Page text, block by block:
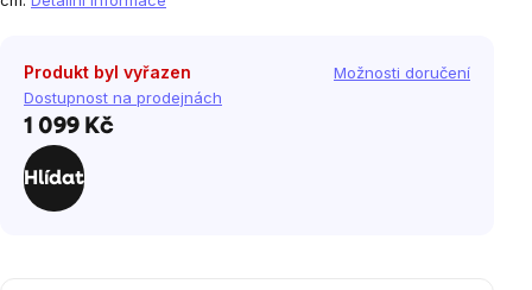
Produkt byl vyřazen
Dostupnost na prodejnách
Možnosti doručení
1 099 Kč
Hlídat